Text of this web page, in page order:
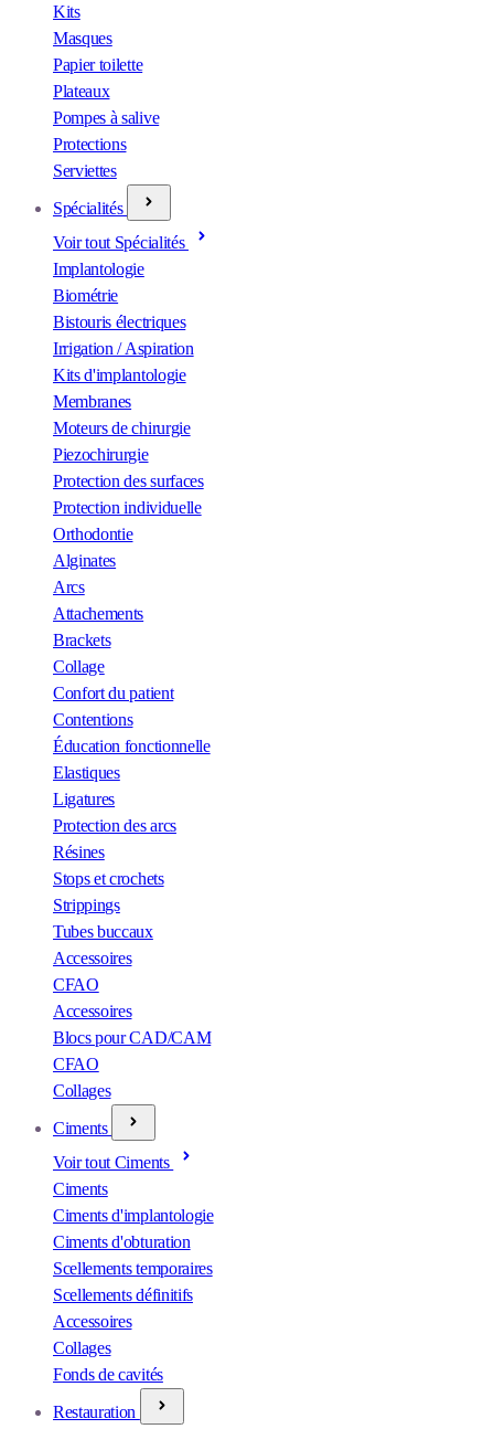
Kits
Masques
Papier toilette
Plateaux
Pompes à salive
Protections
Serviettes
Spécialités
Voir tout Spécialités
Implantologie
Biométrie
Bistouris électriques
Irrigation / Aspiration
Kits d'implantologie
Membranes
Moteurs de chirurgie
Piezochirurgie
Protection des surfaces
Protection individuelle
Orthodontie
Alginates
Arcs
Attachements
Brackets
Collage
Confort du patient
Contentions
Éducation fonctionnelle
Elastiques
Ligatures
Protection des arcs
Résines
Stops et crochets
Strippings
Tubes buccaux
Accessoires
CFAO
Accessoires
Blocs pour CAD/CAM
CFAO
Collages
Ciments
Voir tout Ciments
Ciments
Ciments d'implantologie
Ciments d'obturation
Scellements temporaires
Scellements définitifs
Accessoires
Collages
Fonds de cavités
Restauration